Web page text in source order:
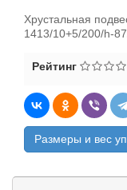
Хрустальная
1413/10+5/200/h-
Рейтинг
Размеры и вес